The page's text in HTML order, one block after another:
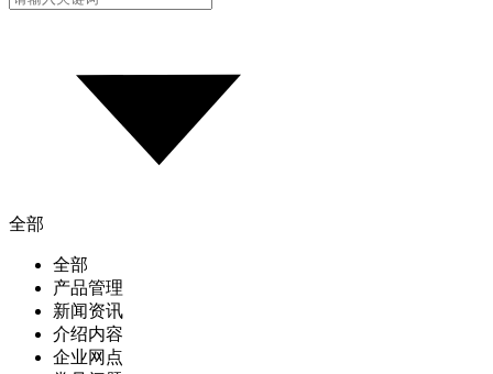
全部
全部
产品管理
新闻资讯
介绍内容
企业网点